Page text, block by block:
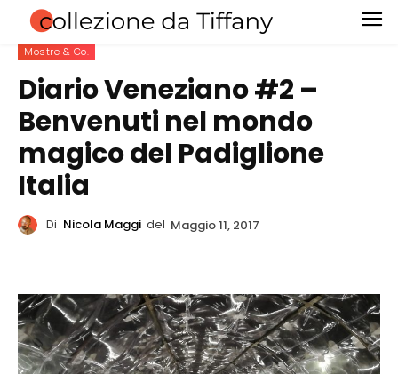
Mostre & Co.
Diario Veneziano #2 –
Benvenuti nel mondo
magico del Padiglione
Italia
Di Nicola Maggi del Maggio 11, 2017